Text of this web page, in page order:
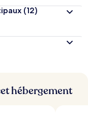
(12)
hébergement